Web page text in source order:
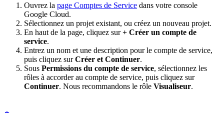
Ouvrez la page Comptes de Service dans votre console
Google Cloud.
Sélectionnez un projet existant, ou créez un nouveau projet.
En haut de la page, cliquez sur+ Créer un compte de
service.
Entrez un nom et une description pour le compte de service,
puis cliquez surCréer et Continuer.
Sous Permissions du compte de service, sélectionnez les
rôles à accorder au compte de service, puis cliquez sur
Continuer. Nous recommandons le rôle Visualiseur.